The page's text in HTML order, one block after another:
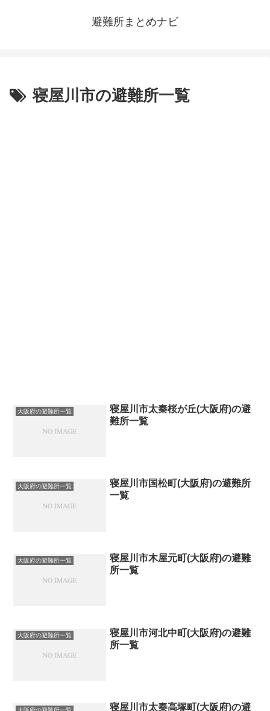
避難所まとめナビ
寝屋川市の避難所一覧
大阪府の避難所一覧
寝屋川市太秦桜が丘(大阪府)の避
難所一覧
大阪府の避難所一覧
寝屋川市国松町(大阪府)の避難所
一覧
大阪府の避難所一覧
寝屋川市木屋元町(大阪府)の避難
所一覧
大阪府の避難所一覧
寝屋川市河北中町(大阪府)の避難
所一覧
寝屋川市太秦高塚町(大阪府)の避